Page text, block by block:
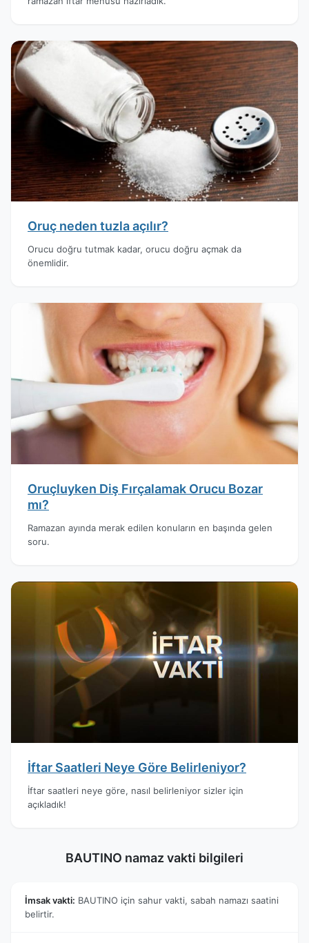
Oruç neden tuzla açılır?
Orucu doğru tutmak kadar, orucu doğru açmak da
önemlidir.
Oruçluyken Diş Fırçalamak Orucu Bozar
mı?
Ramazan ayında merak edilen konuların en başında gelen
soru.
İftar Saatleri Neye Göre Belirleniyor?
İftar saatleri neye göre, nasıl belirleniyor sizler için
açıkladık!
BAUTINO namaz vakti bilgileri
İmsak vakti: BAUTINO için sahur vakti, sabah namazı saatini
belirtir.